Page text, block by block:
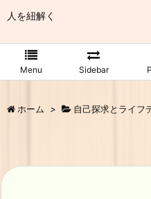
人を紐解く
Menu Sidebar
ホーム > 自己探求とライフ